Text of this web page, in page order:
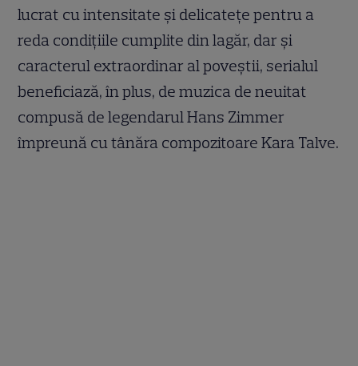
lucrat cu intensitate și delicatețe pentru a
reda condițiile cumplite din lagăr, dar și
caracterul extraordinar al poveștii, serialul
beneficiază, în plus, de muzica de neuitat
compusă de legendarul Hans Zimmer
împreună cu tânăra compozitoare Kara Talve.